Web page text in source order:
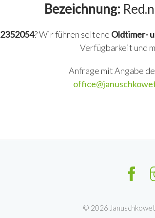
Bezeichnung:
2352054? Wir führen seltene Oldtimer-
Verfügbarkeit und
Anfrage mit Angabe
© 2026